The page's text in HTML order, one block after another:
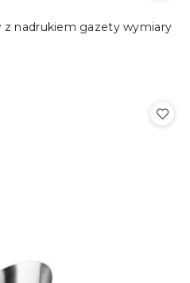
nadrukiem gazety wymiary